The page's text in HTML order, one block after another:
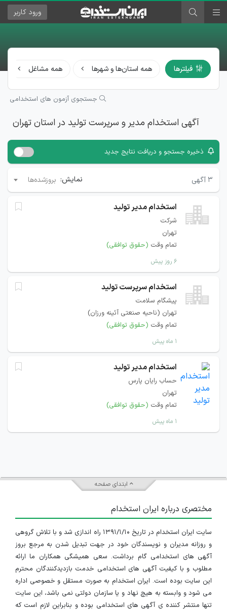
ورود کاربر
فیلترها همه استان‌ها و شهرها همه مشاغل
جستجوی آزمون های استخدامی
آگهی استخدام مدیر و سرپرست تولید در استان تهران
ذخیره جستجو و دریافت نتایج جدید
۳ آگهی نمایش: بروزشده‌ها
استخدام مدیر تولید
شرکت
تهران
تمام وقت (حقوق توافقی)
۶ روز پیش
استخدام سرپرست تولید
پیشگام سلامت
تهران (ناحیه صنعتی آئینه ورزان)
تمام وقت (حقوق توافقی)
۱ ماه پیش
استخدام مدیر تولید
حساب رایان پارس
تهران
تمام وقت (حقوق توافقی)
۱ ماه پیش
ابتدای صفحه
مختصری درباره ایران استخدام
سایت ایران استخدام در تاریخ ۱۳۹۱/۱/۱۰ راه اندازی شد و با تلاش گروهی
و روزانه مدیران و نویسندگان خود در جهت تبدیل شدن به مرجع بروز
آگهی های استخدامی گام برداشت. سعی همیشگی همکاران ما ارائه
مطلوب و با کیفیت آگهی های استخدامی خدمت بازدیدکنندگان محترم
این سایت بوده است. ایران استخدام به صورت مستقل و خصوصی اداره
می شود و وابسته به هیچ نهاد و یا سازمان دولتی نمی باشد، این سایت
تنها منتشر کننده ی آگهی های استخدامی بوده و بنابراین لازم است که